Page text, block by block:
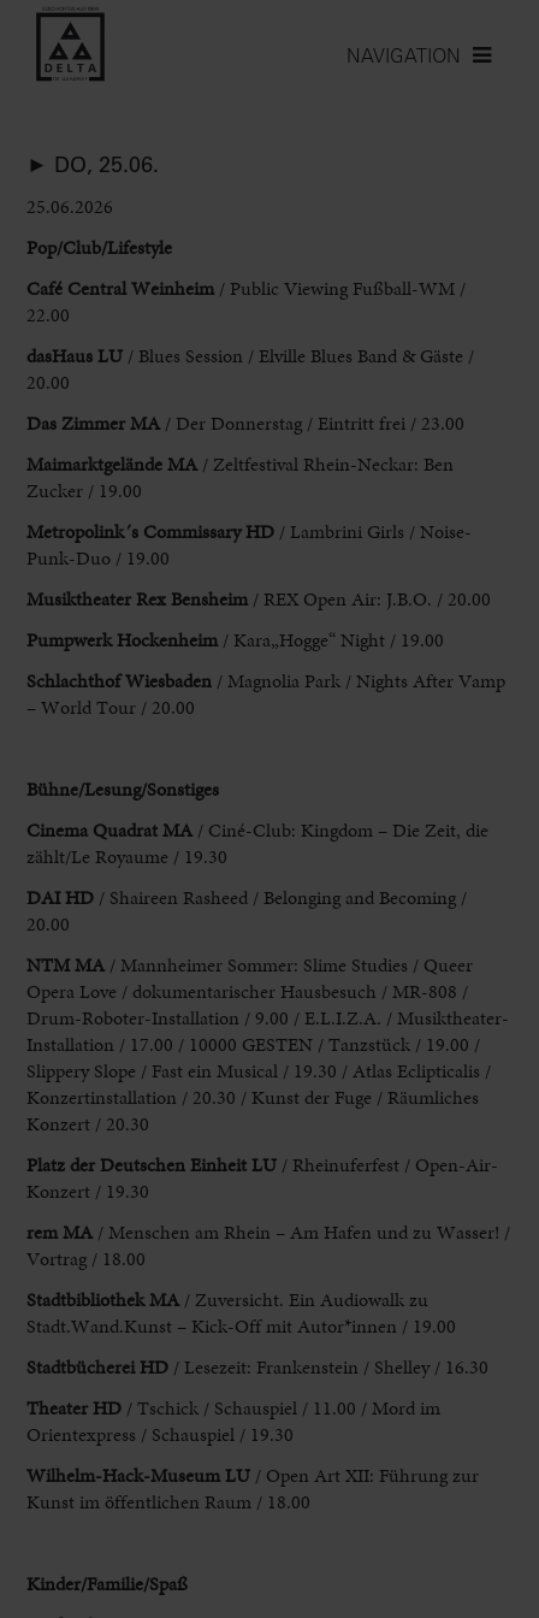
NAVIGATION
► DO, 25.06.
25.06.2026
Pop/Club/Lifestyle
Café Central Weinheim / Public Viewing Fußball-WM /
22.00
dasHaus LU / Blues Session / Elville Blues Band & Gäste /
20.00
Das Zimmer MA / Der Donnerstag / Eintritt frei / 23.00
MaimarktgeländeMA / Zeltfestival Rhein-Neckar: Ben
Zucker / 19.00
Metropolink´s CommissaryHD / Lambrini Girls / Noise-
Punk-Duo / 19.00
Musiktheater Rex Bensheim / REX Open Air: J.B.O. / 20.00
Pumpwerk Hockenheim / Kara„Hogge“ Night / 19.00
Schlachthof Wiesbaden / Magnolia Park / Nights AfterVamp
– World Tour / 20.00
Bühne/Lesung/Sonstiges
Cinema Quadrat MA / Ciné-Club: Kingdom – Die Zeit, die
zählt/Le Royaume / 19.30
DAI HD / Shaireen Rasheed / Belonging and Becoming /
20.00
NTM MA / Mannheimer Sommer: Slime Studies / Queer
Opera Love / dokumentarischer Hausbesuch / MR-808 /
Drum-Roboter-Installation / 9.00 / E.L.I.Z.A. / Musiktheater-
Installation / 17.00 / 10000 GESTEN / Tanzstück / 19.00 /
Slippery Slope / Fast ein Musical / 19.30 / AtlasEclipticalis /
Konzertinstallation / 20.30 / Kunst der Fuge / Räumliches
Konzert / 20.30
Platz der Deutschen Einheit LU / Rheinuferfest / Open-Air-
Konzert / 19.30
remMA / Menschen am Rhein – Am Hafen und zu Wasser! /
Vortrag / 18.00
Stadtbibliothek MA / Zuversicht. Ein Audiowalk zu
Stadt.Wand.Kunst – Kick-Off mit Autor*innen / 19.00
Stadtbücherei HD / Lesezeit: Frankenstein / Shelley / 16.30
Theater HD / Tschick / Schauspiel / 11.00 / Mord im
Orientexpress / Schauspiel / 19.30
Wilhelm-Hack-Museum LU / Open Art XII: Führung zur
Kunst im öffentlichen Raum / 18.00
Kinder/Familie/Spaß